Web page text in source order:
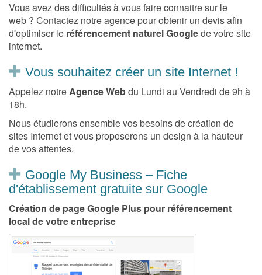
Vous avez des difficultés à vous faire connaitre sur le
web ? Contactez notre agence pour obtenir un devis afin
d'optimiser le référencement naturel Googlede votre site
internet.
Vous souhaitez créer un site Internet !
Appelez notreAgence Webdu Lundi au Vendredi de 9h à
18h.
Nous étudierons ensemble vos besoins de création de
sites Internet et vous proposerons un design à la hauteur
de vos attentes.
Google My Business – Fiche
d'établissement gratuite sur Google
Création de page Google Plus pour référencement
local de votre entreprise